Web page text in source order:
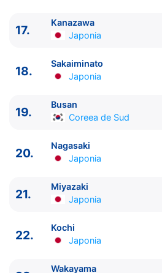
17.
Kanazawa
Japonia
18.
Sakaiminato
Japonia
19.
Busan
Coreea de Sud
20.
Nagasaki
Japonia
21.
Miyazaki
Japonia
22.
Kochi
Japonia
Wakayama